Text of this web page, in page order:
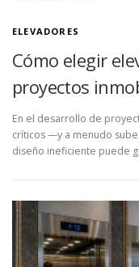
ELEVADORES
Cómo elegir
proyectos
En el desarrollo de
críticos —y a menudo
diseño ineficiente puede